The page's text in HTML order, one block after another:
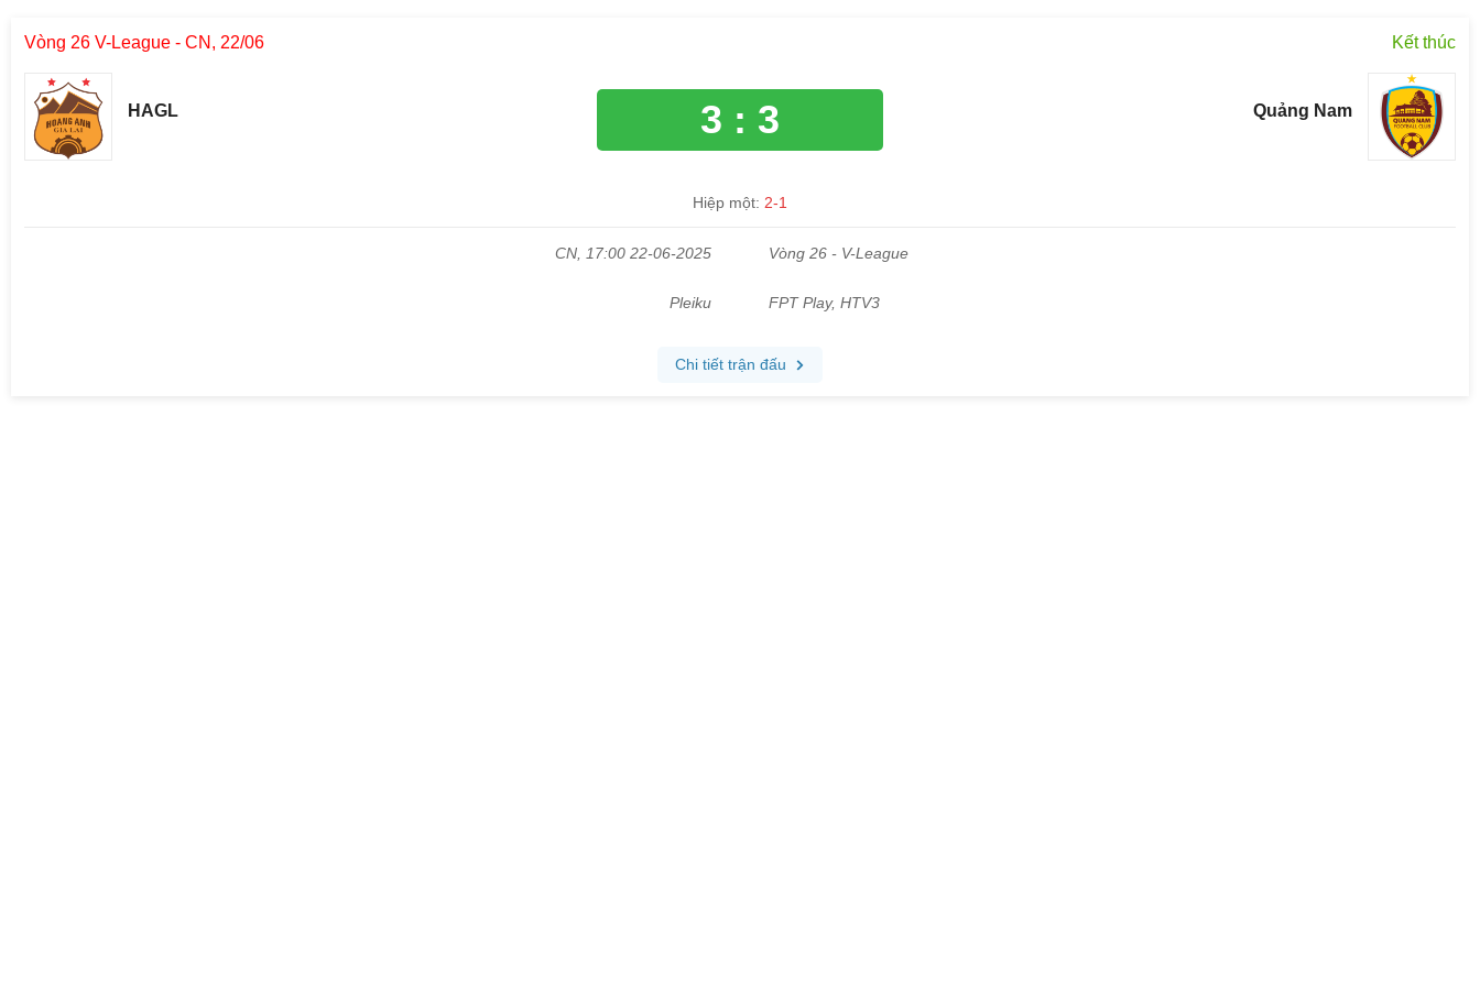
Vòng 26 V-League - CN, 22/06 Kết thúc
HAGL 3 : 3 Quảng Nam
Hiệp một: 2-1
CN, 17:00 22-06-2025 Vòng 26 - V-League
Pleiku FPT Play, HTV3
Chi tiết trận đấu